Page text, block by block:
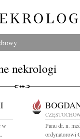
nekrologi
w
Panu dr. n.
ordynatorowi